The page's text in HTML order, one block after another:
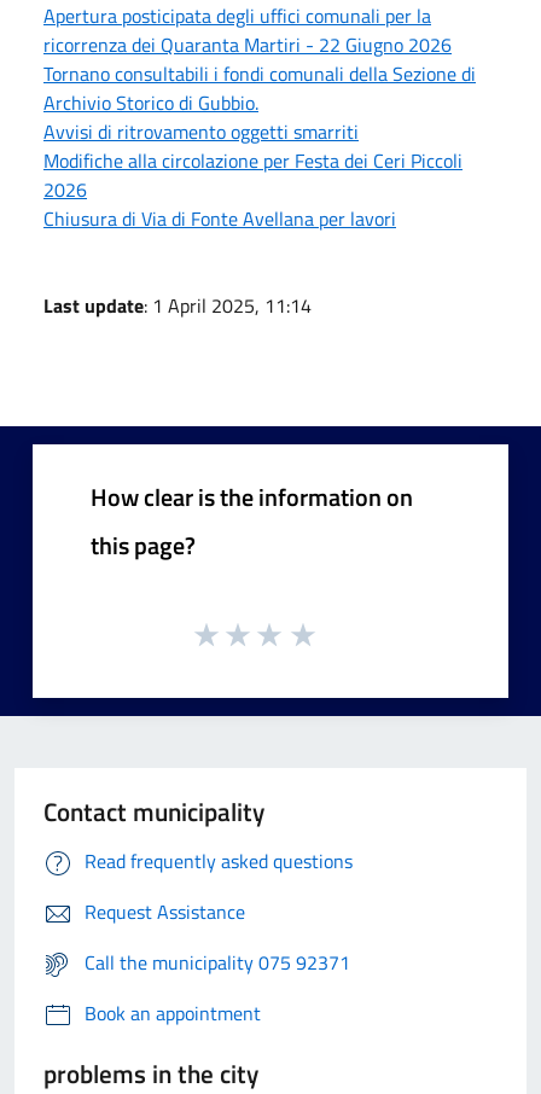
Apertura posticipata degli uffici comunali per la
ricorrenza dei Quaranta Martiri - 22 Giugno 2026
Tornano consultabili i fondi comunali della Sezione di
Archivio Storico di Gubbio.
Avvisi di ritrovamento oggetti smarriti
Modifiche alla circolazione per Festa dei Ceri Piccoli
2026
Chiusura di Via di Fonte Avellana per lavori
Last update: 1 April 2025, 11:14
How clear is the information on
this page?
Contact municipality
Read frequently asked questions
Request Assistance
Call the municipality 075 92371
Book an appointment
problems in the city